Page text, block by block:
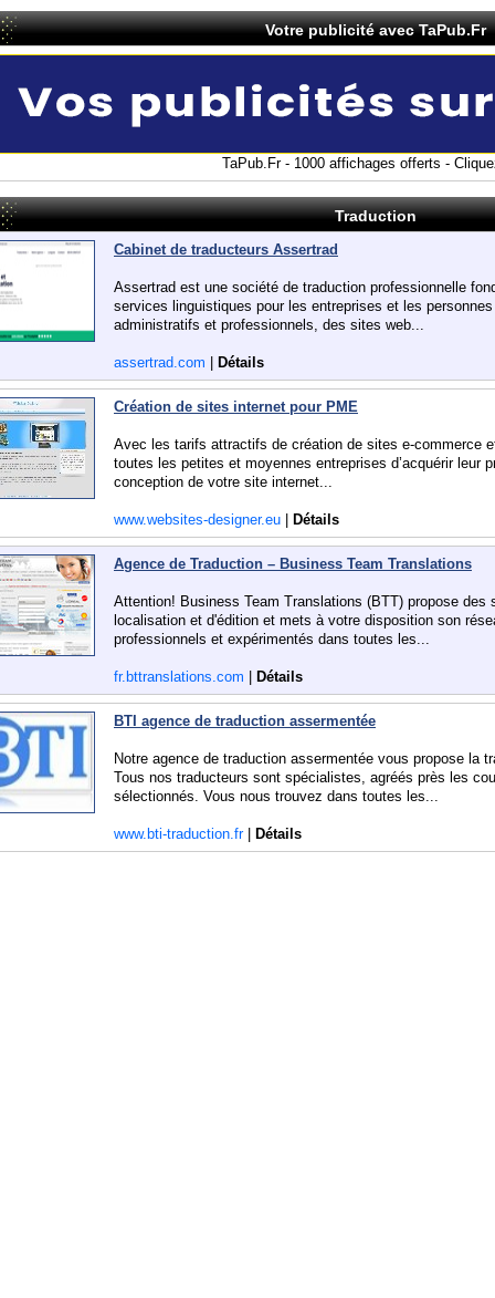
Votre publicité avec TaPub.Fr
TaPub.Fr - 1000 affichages offerts -
Traduction
Cabinet de traducteurs Assertrad
Assertrad est une société de traduction professionnelle
services linguistiques pour les entreprises et les
administratifs et professionnels, des sites web...
assertrad.com Détails
Création de sites internet pour PME
Avec les tarifs attractifs de création de sites e-commerce
toutes les petites et moyennes entreprises d’acquérir leur
conception de votre site internet...
www.websites-designer.eu Détails
Agence de Traduction – Business Team Translations
Attention! Business Team Translations (BTT) propose des
localisation et d'édition et mets à votre disposition son
professionnels et expérimentés dans toutes les...
fr.bttranslations.com Détails
BTI agence de traduction assermentée
Notre agence de traduction assermentée vous propose la
Tous nos traducteurs sont spécialistes, agréés près les
sélectionnés. Vous nous trouvez dans toutes les...
www.bti-traduction.fr Détails